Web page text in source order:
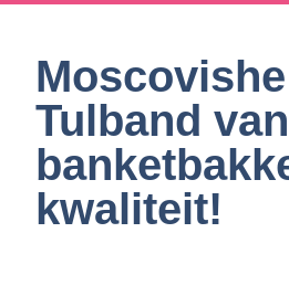
Moscovishe
Tulband van
kwaliteit!